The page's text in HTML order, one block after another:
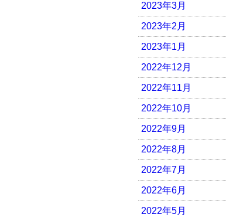
2023年3月
2023年2月
2023年1月
2022年12月
2022年11月
2022年10月
2022年9月
2022年8月
2022年7月
2022年6月
2022年5月